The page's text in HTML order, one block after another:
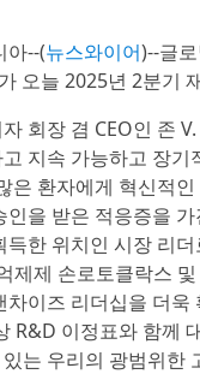
아--(뉴스와이어)--글
오늘 2025년 2분기
회장 겸 CEO인 존
지속 가능하고 장
은 환자에게 혁신적
을 받은 적응증을
득한 위치인 시장 리
제제 손로토클락스
차이즈 리더십을 더
R&D 이정표와 함께
는 우리의 광범위한